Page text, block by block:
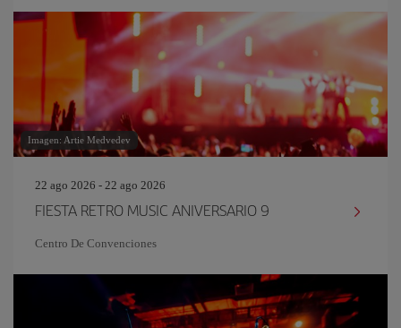
Imagen: Artie Medvedev
22 ago 2026 - 22 ago 2026
FIESTA RETRO MUSIC ANIVERSARIO 9
Centro De Convenciones